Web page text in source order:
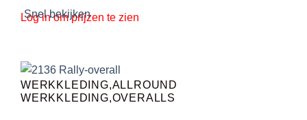
Snel bekijken
Log in om prijzen te zien
WERKKLEDING,ALLROUND
WERKKLEDING,OVERALLS